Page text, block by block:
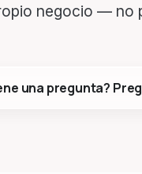
negocio — no
una pregunta?